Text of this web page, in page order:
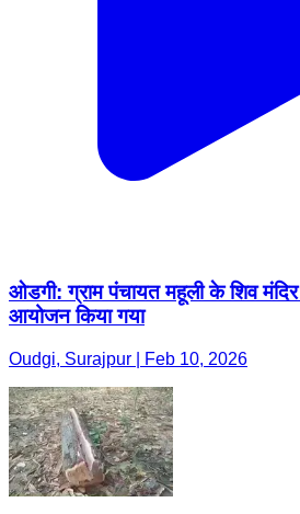
ओडगी: ग्राम पंचायत महूली के शिव मंदिर
आयोजन किया गया
Oudgi, Surajpur | Feb 10, 2026